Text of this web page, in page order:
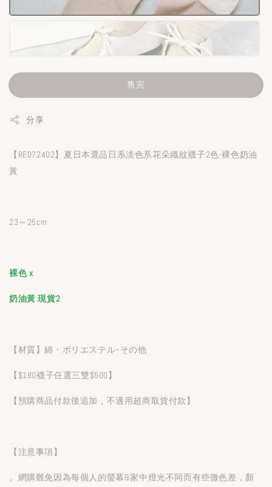
售完
分享
【RE072402】夏日本選品日系淡色系花朵織紋襪子2色-裸色奶油
黃
23～25cm
裸色 x
奶油黃 現貨2
【材質】綿・ポリエステル･その他
【$180襪子任選三雙$500】
【預購商品付款後追加，不適用超商取貨付款】
【注意事項】
。網購難免因為每個人的螢幕&家中燈光不同而有些微色差，顏